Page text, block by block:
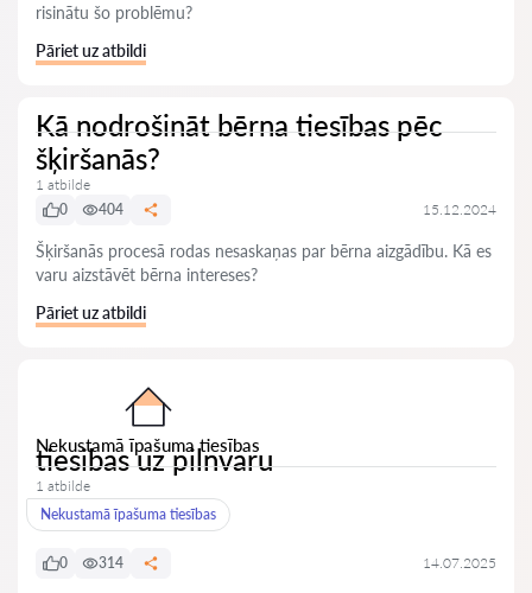
risinātu šo problēmu?
Pāriet uz atbildi
Kā nodrošināt bērna tiesības pēc
šķiršanās?
1 atbilde
0
404 15.12.2024
Šķiršanās procesā rodas nesaskaņas par bērna aizgādību. Kā es
varu aizstāvēt bērna intereses?
Pāriet uz atbildi
Nekustamā īpašuma tiesības
tiesibas uz pilnvaru
1 atbilde
Nekustamā īpašuma tiesības
0 314 14.07.2025